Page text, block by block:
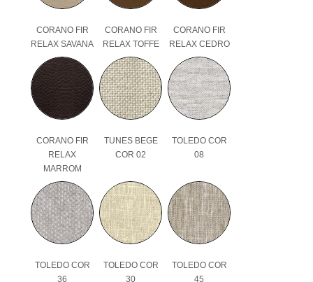
CORANO FIR
RELAX SAVANA
CORANO FIR
RELAX TOFFE
CORANO FIR
RELAX CEDRO
CORANO FIR
RELAX
MARROM
TUNES BEGE
COR 02
TOLEDO COR
08
TOLEDO COR
36
TOLEDO COR
30
TOLEDO COR
45